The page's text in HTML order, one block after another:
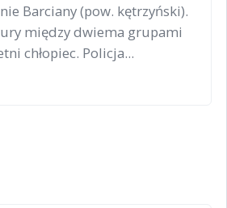
Barciany (pow. kętrzyński).
między dwiema grupami
chłopiec. Policja...